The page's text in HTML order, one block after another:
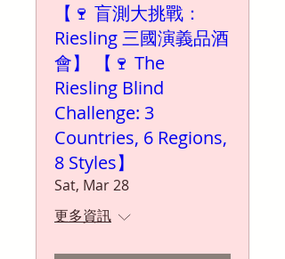
【🍷 盲測大挑戰：
Riesling 三國演義品酒
會】 【🍷 The
Riesling Blind
Challenge: 3
Countries, 6 Regions,
8 Styles】
Sat, Mar 28
更多資訊